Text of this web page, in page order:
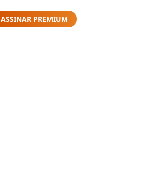
ASSINAR PREMIUM